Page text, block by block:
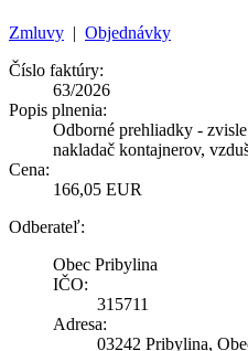
Zmluvy | Objednávky
Číslo faktúry:
63/2026
Popis plnenia:
Odborné prehliadky -
nakladač kontajnerov,
Cena:
166,05 EUR
Odberateľ:
Obec Pribylina
IČO:
315711
Adresa:
03242 Pribylina,